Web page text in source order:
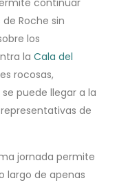
continuar
Roche sin
los
laCala del
rocosas,
puede llegar a la
de
jornada permite
largo de apenas